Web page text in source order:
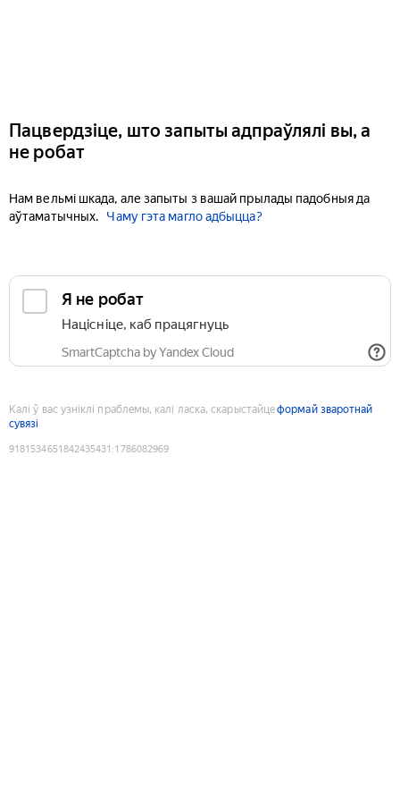
Пацвердзіце, што запыты адпраўлялі вы, а
не робат
Нам вельмі шкада, але запыты з вашай прылады падобныя да
аўтаматычных.
Чаму гэта магло адбыцца?
Я не робат
Націсніце, каб працягнуць
SmartCaptcha by Yandex Cloud
Калі ў вас узніклі праблемы, калі ласка, скарыстайцеформай зваротнай
сувязі
9181534651842435431 :1786082969